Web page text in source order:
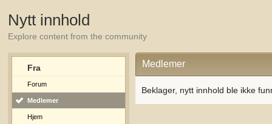
Nytt innhold
Explore content from the community
Fra
Forum
Medlemer
Hjem
Medlemer
Beklager, nytt innhold ble ikke